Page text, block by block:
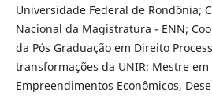
Universidade Federal de Rondônia;
Nacional da Magistratura - ENN;
da Pós Graduação em Direito
transformações da UNIR; Mestre
Empreendimentos Econômicos,